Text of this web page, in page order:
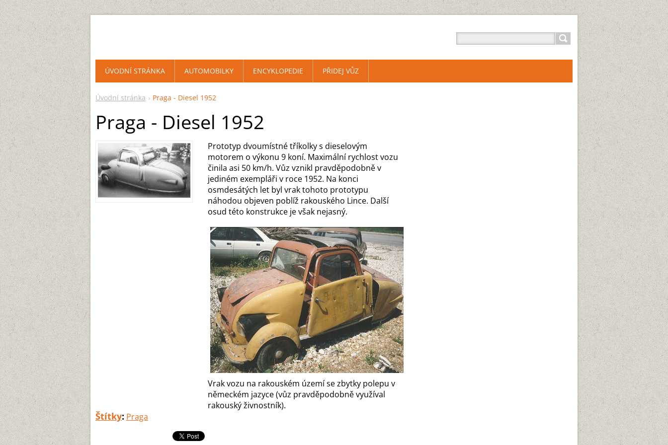
Úvodní stránka Praga - Diesel 1952
Praga - Diesel 1952
Prototyp dvoumístné tříkolky s dieselovým
motorem o výkonu 9 koní. Maximální rychlost vozu
činila asi 50 km/h. Vůz vznikl pravděpodobně v
jediném exempláři v roce 1952. Na konci
osmdesátých let byl vrak tohoto prototypu
náhodou objeven poblíž rakouského Lince. Další
osud této konstrukce je však nejasný.
Vrak vozu na rakouském území se zbytky polepu v
německém jazyce (vůz pravděpodobně využíval
rakouský živnostník).
Štítky: Praga
ÚVODNÍ STRÁNKA AUTOMOBILKY ENCYKLOPEDIE PŘIDEJ VŮZ